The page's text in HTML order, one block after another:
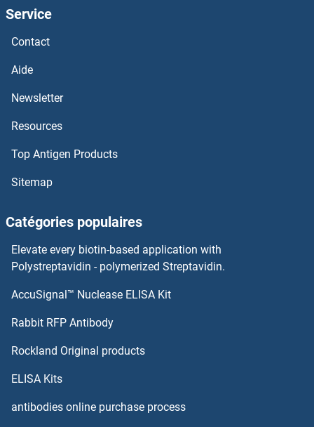
MMP23B Kits ELISA
MMP21 Kits ELISA
MMP20 Kits ELISA
MMP16 Kits ELISA
MOB2 Kits ELISA
MOBP Kits ELISA
MOCOS Kits ELISA
Service
Contact
Aide
Newsletter
Resources
Top Antigen Products
Sitemap
Catégories populaires
Elevate every biotin-based application with
Polystreptavidin - polymerized Streptavidin.
AccuSignal™ Nuclease ELISA Kit
Rabbit RFP Antibody
Rockland Original products
ELISA Kits
antibodies online purchase process